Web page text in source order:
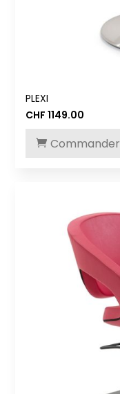
PLEXI
CHF 1149.00
Commander